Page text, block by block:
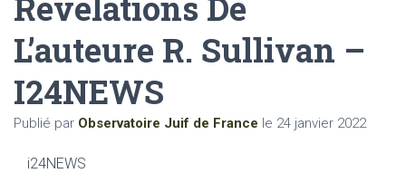
L’auteure R. Sullivan –
I24NEWS
Publié par Observatoire Juif de France le 24 janvier 2022
i24NEWS